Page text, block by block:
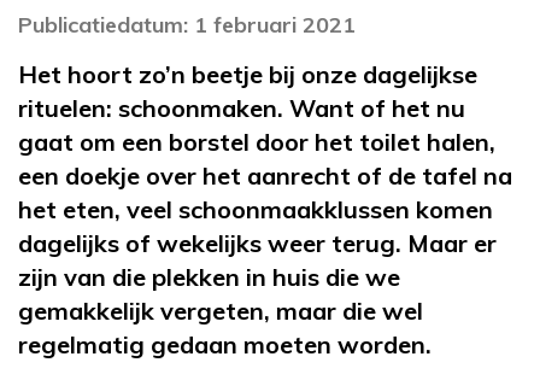
Publicatiedatum: 1 februari 2021
Het hoort zo’n beetje bij onze dagelijkse
rituelen: schoonmaken. Want of het nu
gaat om een borstel door het toilet halen,
een doekje over het aanrecht of de tafel na
het eten, veel schoonmaakklussen komen
dagelijks of wekelijks weer terug. Maar er
zijn van die plekken in huis die we
gemakkelijk vergeten, maar die wel
regelmatig gedaan moeten worden.